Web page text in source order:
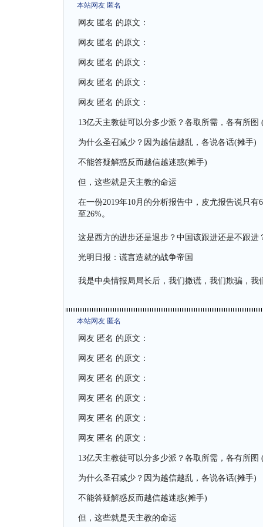
本站网友 匿名
网友 匿名 的原文：
网友 匿名 的原文：
网友 匿名 的原文：
网友 匿名 的原文：
网友 匿名 的原文：
13亿天主教徒可以分多少派？各取所需，各有所图
为什么圣召减少？因为越信越乱，各说各话(摊手)
不能答疑解惑反而越信越迷惑(摊手)
但，这些就是天主教的命运
在一份2019年10月的分析报告中，皮尤报告说只
至26%。
这是西方的进步还是退步？中国该跟进还是不跟进
光明日报：谎言造就的战争帝国
我是中央情报局局长后，我们撒谎，我们欺骗，我
本站网友 匿名
网友 匿名 的原文：
网友 匿名 的原文：
网友 匿名 的原文：
网友 匿名 的原文：
网友 匿名 的原文：
网友 匿名 的原文：
13亿天主教徒可以分多少派？各取所需，各有所图
为什么圣召减少？因为越信越乱，各说各话(摊手)
不能答疑解惑反而越信越迷惑(摊手)
但，这些就是天主教的命运